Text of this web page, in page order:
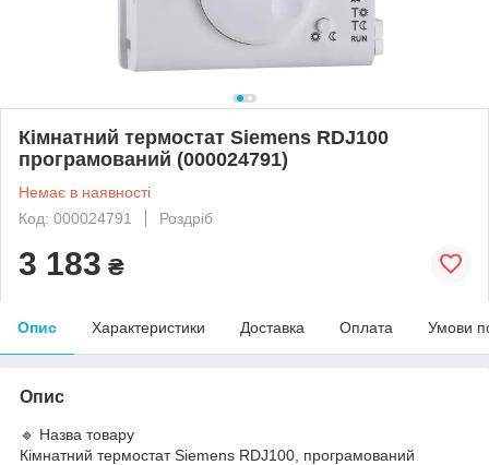
Кімнатний термостат Siemens RDJ100
програмований (000024791)
Немає в наявності
Код: 000024791
Роздріб
3 183 ₴
Опис Характеристики Доставка Оплата Умови
Опис
🔹 Назва товару
Кімнатний термостат Siemens RDJ100, програмований